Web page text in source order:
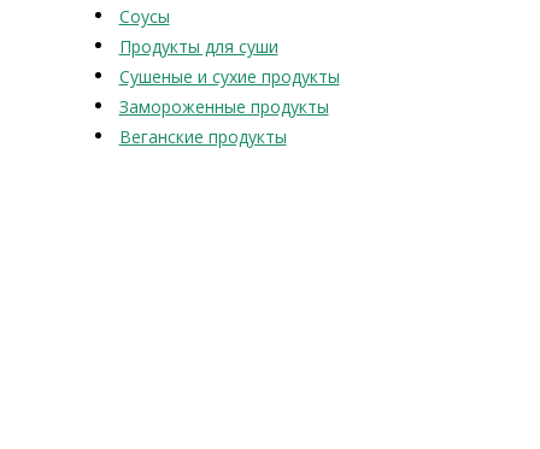
Соусы
Продукты для суши
Сушеные и сухие продукты
Замороженные продукты
Веганские продукты